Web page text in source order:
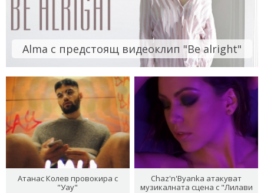
Alma с предстоящ видеоклип "Be alright"
Атанас Колев провокира с
"Уау"
Chaz'n'Byanka атакуват
музикалната сцена с "Лилави